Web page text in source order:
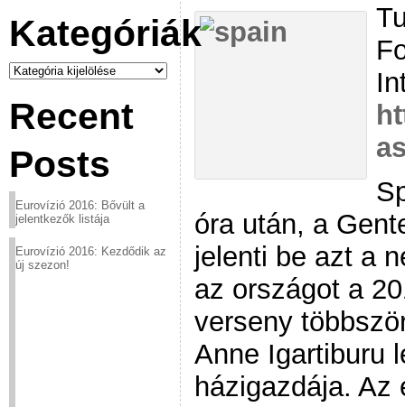
Kategóriák
Kategóriák
Recent
Posts
Eurovízió 2016: Bővült a
jelentkezők listája
Eurovízió 2016: Kezdődik az
új szezon!
óra után, a
jelenti be azt a
az országot a
verseny
Anne Igartiburu
házigazdája. Az